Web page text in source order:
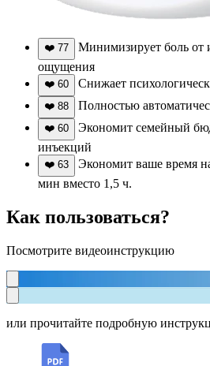
❤️ 77
Минимизирует боль от
ощущения
❤️ 60 Снижает
❤️ 88 Полностью
❤️ 60
Экономит семейный
инъекций
❤️ 63
Экономит ваше время
мин вместо 1,5 ч.
Как пользоваться?
Посмотрите видеоинструкцию
или прочитайте подробную